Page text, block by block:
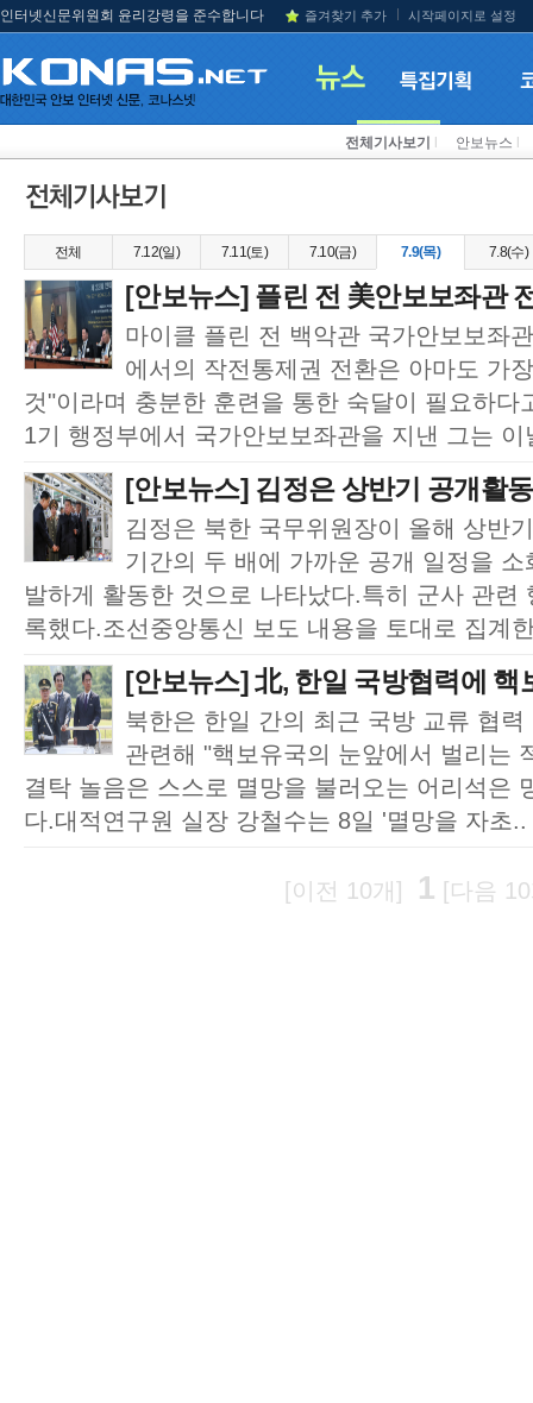
인터넷신문위원회 윤리강령을 준수합니다 즐겨찾기 추가 시작페이지로 설정
전체기사보기 안보뉴스
전체 7.12(일) 7.11(토) 7.10(금) 7.9(목) 7.8(수)
[안보뉴스] 플린 전 美안보보좌관
마이클 플린 전 백악관 국가안보보좌
에서의 작전통제권 전환은 아마도 가
것"이라며 충분한 훈련을 통한 숙달이 필요하다
1기 행정부에서 국가안보보좌관을 지낸 그는 이
[안보뉴스] 김정은 상반기 공개활
김정은 북한 국무위원장이 올해 상반
기간의 두 배에 가까운 공개 일정을
발하게 활동한 것으로 나타났다.특히 군사 관련
록했다.조선중앙통신 보도 내용을 토대로 집계
[안보뉴스] 北, 한일 국방협력에 핵
북한은 한일 간의 최근 국방 교류 협력
관련해 "핵보유국의 눈앞에서 벌리는
결탁 놀음은 스스로 멸망을 불러오는 어리석은
다.대적연구원 실장 강철수는 8일 '멸망을 자초..
[이전 10개] 1 [다음